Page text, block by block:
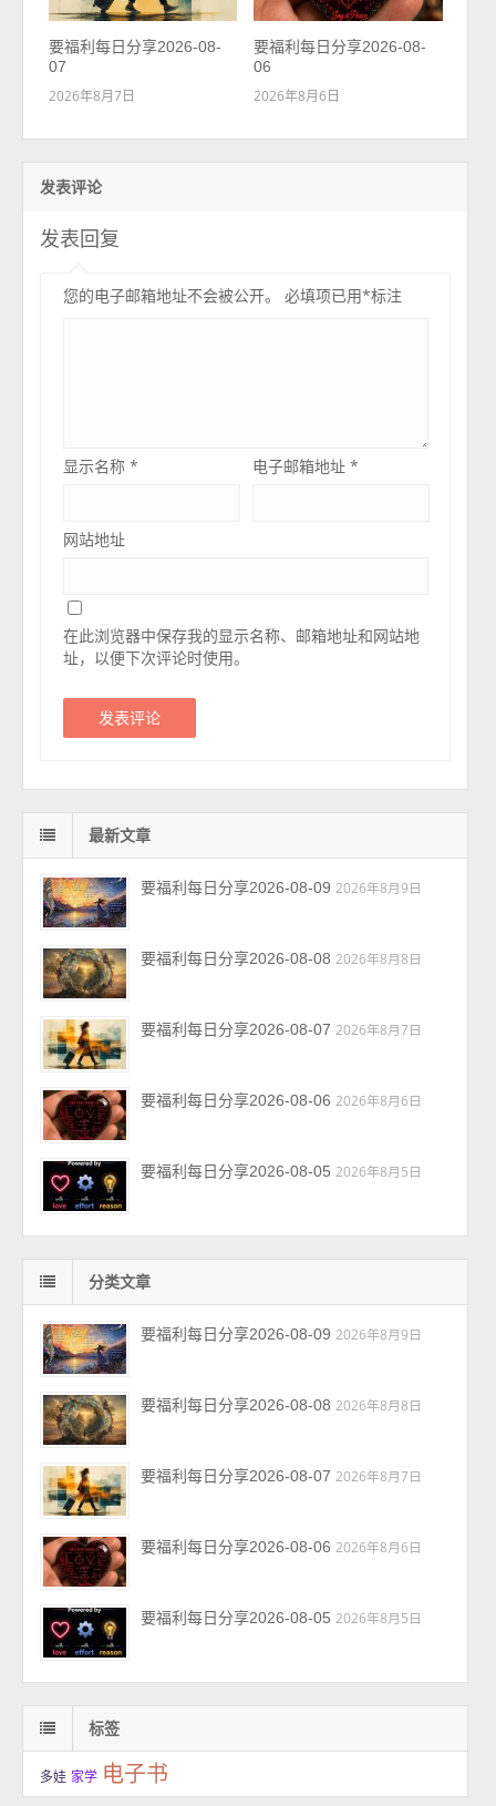
要福利每日分享2026-08-
07
2026年8月7日
要福利每日分享2026-08-
06
2026年8月6日
发表评论
发表回复
您的电子邮箱地址不会被公开。 必填项已用*标注
显示名称* 电子邮箱地址*
网站地址
在此浏览器中保存我的显示名称、邮箱地址和网站地
址，以便下次评论时使用。
最新文章
要福利每日分享2026-08-09 2026年8月9日
要福利每日分享2026-08-08 2026年8月8日
要福利每日分享2026-08-07 2026年8月7日
要福利每日分享2026-08-06 2026年8月6日
要福利每日分享2026-08-05 2026年8月5日
分类文章
要福利每日分享2026-08-09 2026年8月9日
要福利每日分享2026-08-08 2026年8月8日
要福利每日分享2026-08-07 2026年8月7日
要福利每日分享2026-08-06 2026年8月6日
要福利每日分享2026-08-05 2026年8月5日
标签
多娃 家学 电子书